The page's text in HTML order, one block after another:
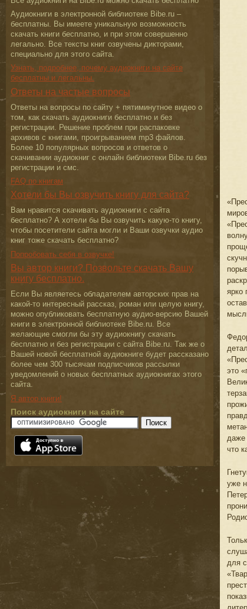
Аудиокниги в электронной библиотеке Bibe.ru –
бесплатны. Вы имеете уникальную возможность
скачать книги бесплатно, и при этом совершенно
легально. Все тексты книг озвучены дикторами,
специально для этого сайта.
Узнать, подробнее, почему аудиокниги на сайте
бесплатны и легальны.
Ответы на частые вопросы
Ответы на вопросы по сайту + пятиминутное видео о
том, как скачать аудиокниги бесплатно и без
регистрации. Решение проблем при распаковке
архивов с книгами, проигрыванием mp3 файлов.
Более 10 популярных вопросов и ответов о
скачивании аудиокниг с онлайн библиотеки Bibe.ru без
регистрации и смс.
FAQ по книгам
Хотели бы Вы озвучить книгу для сайта?
Вам нравится скачивать аудиокниги с сайта
бесплатно? А хотели бы Вы озвучить какую-то книгу,
чтобы посетители сайта могли и Ваши озвучки аудио
книг тоже скачать бесплатно?
Попробовать себя в озвучке!
Вы автор книги? Позвольте скачать Вашу
книгу бесплатно.
Если Вы являетесь обладателем авторских прав на
какой-то интересный рассказ, роман или целую книгу,
можно опубликовать бесплатную аудио-версию Вашей
книги в электронной библиотеке Bibe.ru. Все
желающие смогли бы эту аудиокнигу скачать
бесплатно и без регистрации с сайта Bibe.ru. Так же о
Вашей новой бесплатной аудиокниге будет рассказано
более чем 300 тысячам подписчиков рассылки
уведомлений о новых бесплатных аудиокнигах этого
сайта.
Я автор книги!
Поиск аудиокниги на сайте
ярко
это
даже
что
уже
для